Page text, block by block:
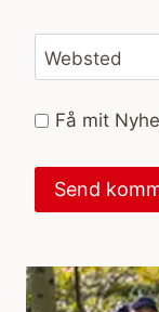
Websted
Få mit